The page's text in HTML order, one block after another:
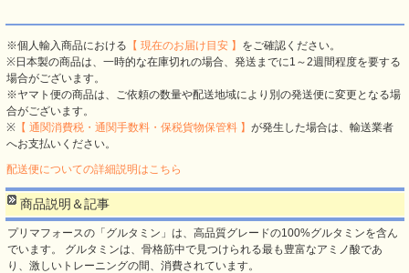
※個人輸入商品における 【 現在のお届け目安 】 をご確認ください。
※日本製の商品は、一時的な在庫切れの場合、発送までに1～2週間程度を要する
場合がございます。
※ヤマト便の商品は、ご依頼の数量や配送地域により別の発送便に変更となる場
合がございます。
※ 【 通関消費税・通関手数料・保税貨物保管料 】 が発生した場合は、輸送業者
へお支払いください。
配送便についての詳細説明はこちら
商品説明＆記事
プリマフォースの「グルタミン」は、高品質グレードの100%グルタミンを含ん
でいます。 グルタミンは、骨格筋中で見つけられる最も豊富なアミノ酸であ
り、激しいトレーニングの間、消費されています。